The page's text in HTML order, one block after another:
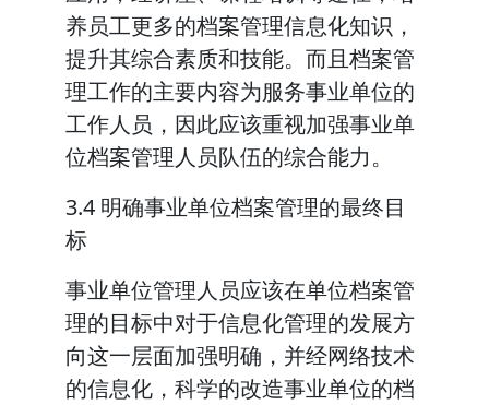
养员工更多的档案管理信息化知识，
提升其综合素质和技能。而且档案管
理工作的主要内容为服务事业单位的
工作人员，因此应该重视加强事业单
位档案管理人员队伍的综合能力。
3.4 明确事业单位档案管理的最终目
标
事业单位管理人员应该在单位档案管
理的目标中对于信息化管理的发展方
向这一层面加强明确，并经网络技术
的信息化，科学的改造事业单位的档